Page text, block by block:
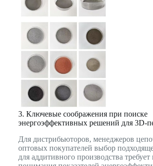
3. Ключевые соображения при поиске
энергоэффективных решений для 3D-
Для дистрибьюторов, менеджеров
оптовых покупателей выбор
для аддитивного производства требует